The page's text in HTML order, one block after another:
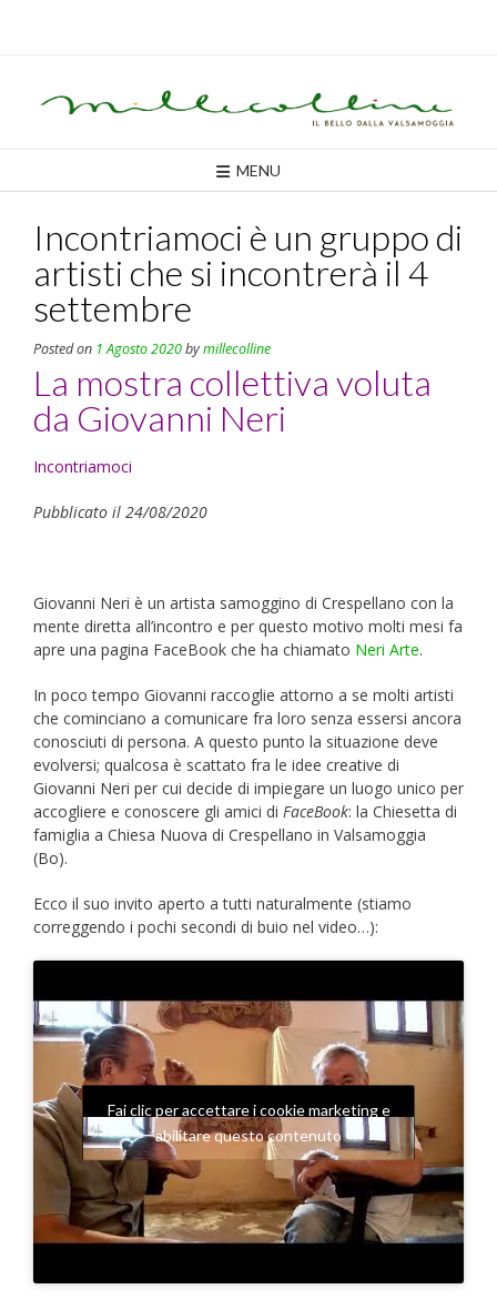
MENU
Incontriamoci è un gruppo di
artisti che si incontrerà il 4
settembre
Posted on 1 Agosto 2020bymillecolline
La mostra collettiva voluta
da Giovanni Neri
Incontriamoci
Pubblicato il 24/08/2020
Giovanni Neri è un artista samoggino di Crespellano con la
mente diretta all’incontro e per questo motivo molti mesi fa
apre una pagina FaceBook che ha chiamato Neri Arte.
In poco tempo Giovanni raccoglie attorno a se molti artisti
che cominciano a comunicare fra loro senza essersi ancora
conosciuti di persona. A questo punto la situazione deve
evolversi; qualcosa è scattato fra le idee creative di
Giovanni Neri per cui decide di impiegare un luogo unico per
accogliere e conoscere gli amici di FaceBook: la Chiesetta di
famiglia a Chiesa Nuova di Crespellano in Valsamoggia
(Bo).
Ecco il suo invito aperto a tutti naturalmente (stiamo
correggendo i pochi secondi di buio nel video…):
Fai clic per accettare i cookie marketing e
abilitare questo contenuto